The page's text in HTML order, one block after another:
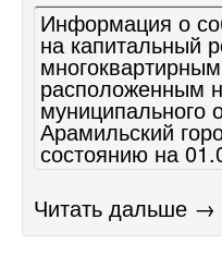
Информация о
на капитальный
расположенным
муниципального
Арамильский
состоянию на
Читать дальше →